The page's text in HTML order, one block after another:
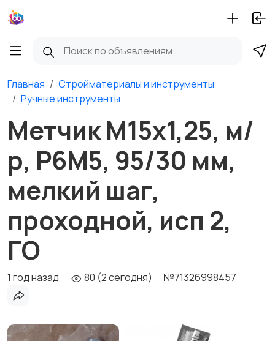
Главная
Стройматериалы и инструменты
Ручные инструменты
Метчик М15х1,25, м/
р, Р6М5, 95/30 мм,
мелкий шаг,
проходной, исп 2,
ГО
1 год назад 80 (2 сегодня) №71326998457